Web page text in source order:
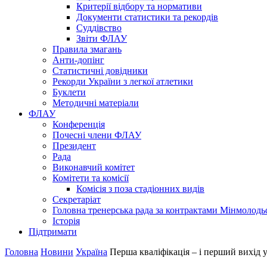
Критерії відбору та нормативи
Документи статистики та рекордів
Суддівство
Звіти ФЛАУ
Правила змагань
Анти-допінг
Статистичні довідники
Рекорди України з легкої атлетики
Буклети
Методичні матеріали
ФЛАУ
Конференція
Почесні члени ФЛАУ
Президент
Рада
Виконавчий комітет
Комітети та комісії
Комісія з поза стадіонних видів
Секретаріат
Головна тренерська рада за контрактами
Історія
Підтримати
Головна Новини Україна Перша кваліфікація – і перший вихід